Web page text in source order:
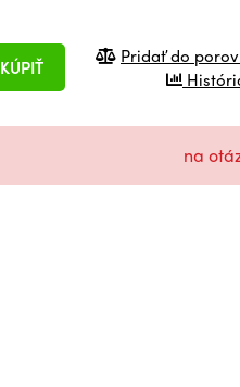
KÚPIŤ
Pridať do
na